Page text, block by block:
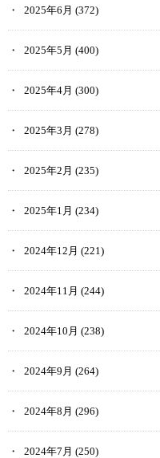
2025年6月 (372)
2025年5月 (400)
2025年4月 (300)
2025年3月 (278)
2025年2月 (235)
2025年1月 (234)
2024年12月 (221)
2024年11月 (244)
2024年10月 (238)
2024年9月 (264)
2024年8月 (296)
2024年7月 (250)